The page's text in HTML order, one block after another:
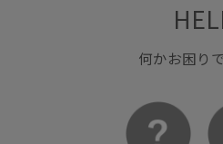
何かお困り